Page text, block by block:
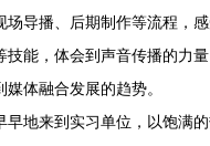
导播、后期制作等流程，
能，体会到声音传播的力
体融合发展的趋势。
地来到实习单位，以饱满